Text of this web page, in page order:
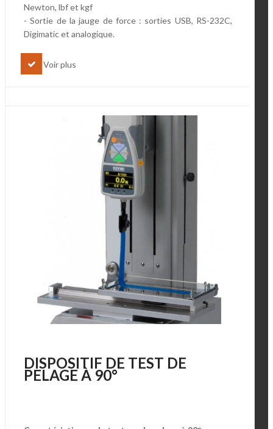
Newton, lbf et kgf
- Sortie de la jauge de force : sorties USB, RS-232C,
Digimatic et analogique.
Voir plus
DISPOSITIF DE TEST DE
PELAGE À 90°